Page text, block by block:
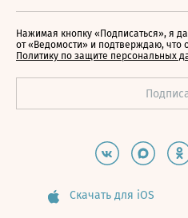
Нажимая кнопку «Подписаться», я
от «Ведомости» и подтверждаю, что
Политику по защите персональных
Скачать для iOS